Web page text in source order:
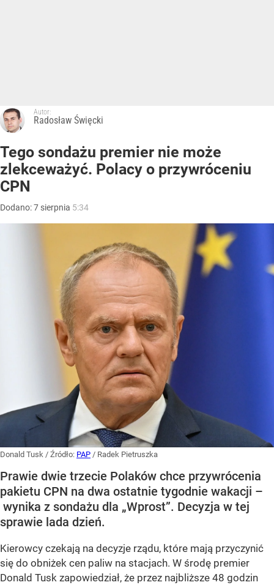
Autor:
Radosław Święcki
Tego sondażu premier nie może
zlekceważyć. Polacy o przywróceniu
CPN
Dodano:7 sierpnia 5:34
Donald Tusk / Źródło: PAP / Radek Pietruszka
Prawie dwie trzecie Polaków chce przywrócenia
pakietu CPN na dwa ostatnie tygodnie wakacji –
wynika z sondażu dla „Wprost”. Decyzja w tej
sprawie lada dzień.
Kierowcy czekają na decyzje rządu, które mają przyczynić
się do obniżek cen paliw na stacjach. W środę premier
Donald Tusk zapowiedział, że przez najbliższe 48 godzin